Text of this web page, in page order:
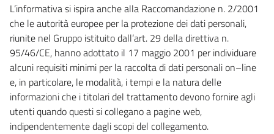
L’informativa si ispira anche alla Raccomandazione n. 2/2001
che le autorità europee per la protezione dei dati personali,
riunite nel Gruppo istituito dall’art. 29 della direttiva n.
95/46/CE, hanno adottato il 17 maggio 2001 per individuare
alcuni requisiti minimi per la raccolta di dati personali on–line
e, in particolare, le modalità, i tempi e la natura delle
informazioni che i titolari del trattamento devono fornire agli
utenti quando questi si collegano a pagine web,
indipendentemente dagli scopi del collegamento.